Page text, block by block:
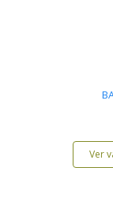
Ver